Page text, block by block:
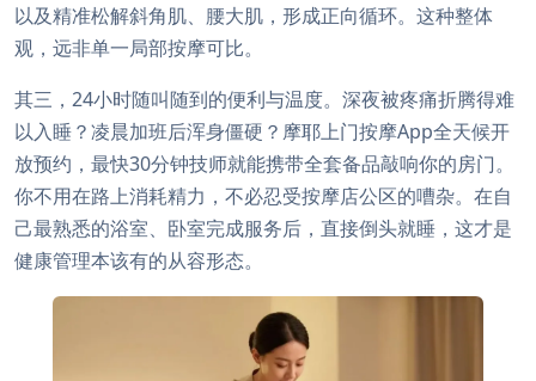
以及精准松解斜角肌、腰大肌，形成正向循环。这种整体
观，远非单一局部按摩可比。
其三，24小时随叫随到的便利与温度。深夜被疼痛折腾得难
以入睡？凌晨加班后浑身僵硬？摩耶上门按摩App全天候开
放预约，最快30分钟技师就能携带全套备品敲响你的房门。
你不用在路上消耗精力，不必忍受按摩店公区的嘈杂。在自
己最熟悉的浴室、卧室完成服务后，直接倒头就睡，这才是
健康管理本该有的从容形态。